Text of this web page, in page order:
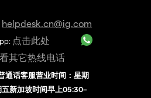
helpdesk.cn@ig.com
点击此处
其它热线电话
通话客服营业时间：星期
五新加坡时间早上05:30–